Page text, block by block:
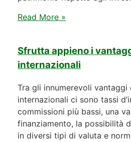
Read More »
Sfrutta appieno i
internazionali
Tra gli innumerevoli vantaggi
internazionali ci sono tassi
commissioni più bassi, una
finanziamento, la possibilità
in diversi tipi di valuta e